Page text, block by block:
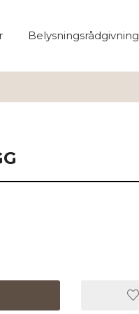
Belysningsrådgivning